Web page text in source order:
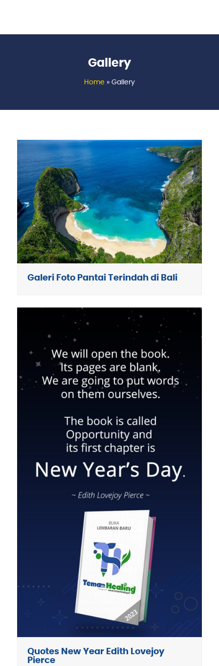
Gallery
Home » Gallery
Galeri Foto Pantai Terindah di Bali
Quotes New Year Edith Lovejoy
Pierce